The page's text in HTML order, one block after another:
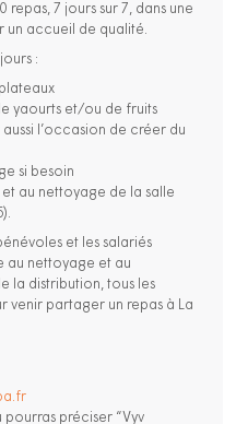
7 jours sur 7, dans une
un accueil de qualité.
:
yaourts et/ou de fruits
l’occasion de créer du
si besoin
au nettoyage de la salle
et les salariés
au nettoyage et au
la distribution, tous les
venir partager un repas à La
préciser “Vyv